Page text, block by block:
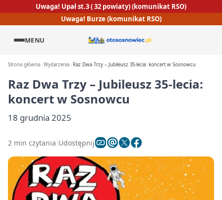
Uwaga! Upał st.3 ( 32 powiaty) (komunikat RSO)
Uwaga! Burze (komunikat RSO)
MENU
Strona główna Wydarzenia Raz Dwa Trzy – Jubileusz 35‑lecia: koncert w Sosnowcu
Raz Dwa Trzy – Jubileusz 35‑lecia:
koncert w Sosnowcu
18 grudnia 2025
2 min czytania Udostępnij